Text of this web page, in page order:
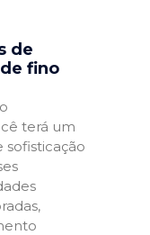
de
fino
terá um
sofisticação